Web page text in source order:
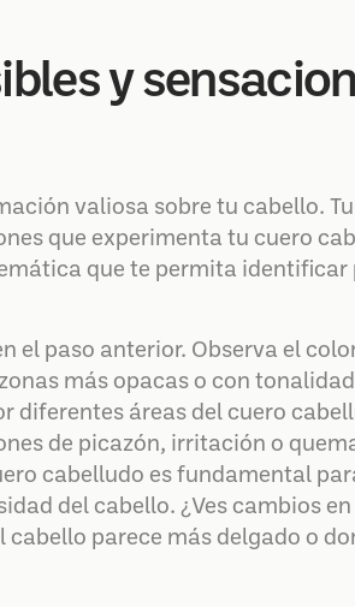
y
valiosa sobre tu cabello.
que experimenta tu cuero
que te permita identificar
el paso anterior. Observa el
más opacas o con
diferentes áreas del cuero
de picazón, irritación o
cabelludo es fundamental
del cabello. ¿Ves cambios
cabello parece más delgado o